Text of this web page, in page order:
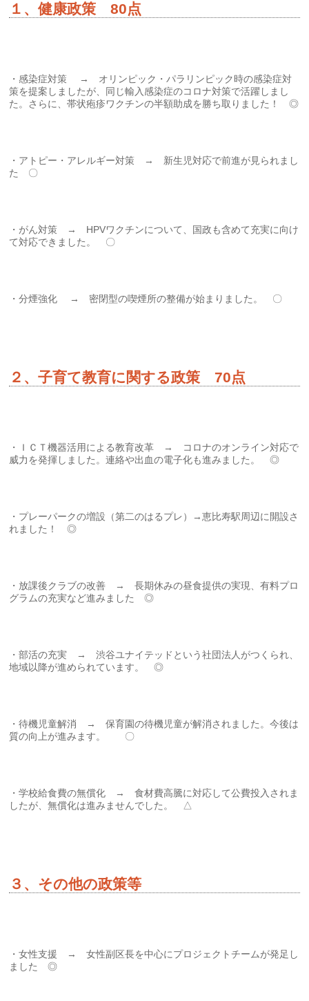
１、健康政策 80点
・感染症対策 → オリンピック・パラリンピック時の感染症対
策を提案しましたが、同じ輸入感染症のコロナ対策で活躍しまし
た。さらに、帯状疱疹ワクチンの半額助成を勝ち取りました！ ◎
・アトピー・アレルギー対策 → 新生児対応で前進が見られまし
た 〇
・がん対策 → HPVワクチンについて、国政も含めて充実に向け
て対応できました。 〇
・分煙強化 → 密閉型の喫煙所の整備が始まりました。 〇
２、子育て教育に関する政策 70点
・ＩＣＴ機器活用による教育改革 → コロナのオンライン対応で
威力を発揮しました。連絡や出血の電子化も進みました。 ◎
・プレーパークの増設（第二のはるプレ）→恵比寿駅周辺に開設さ
れました！ ◎
・放課後クラブの改善 → 長期休みの昼食提供の実現、有料プロ
グラムの充実など進みました ◎
・部活の充実 → 渋谷ユナイテッドという社団法人がつくられ、
地域以降が進められています。 ◎
・待機児童解消 → 保育園の待機児童が解消されました。今後は
質の向上が進みます。 〇
・学校給食費の無償化 → 食材費高騰に対応して公費投入されま
したが、無償化は進みませんでした。 △
３、その他の政策等
・女性支援 → 女性副区長を中心にプロジェクトチームが発足し
ました ◎